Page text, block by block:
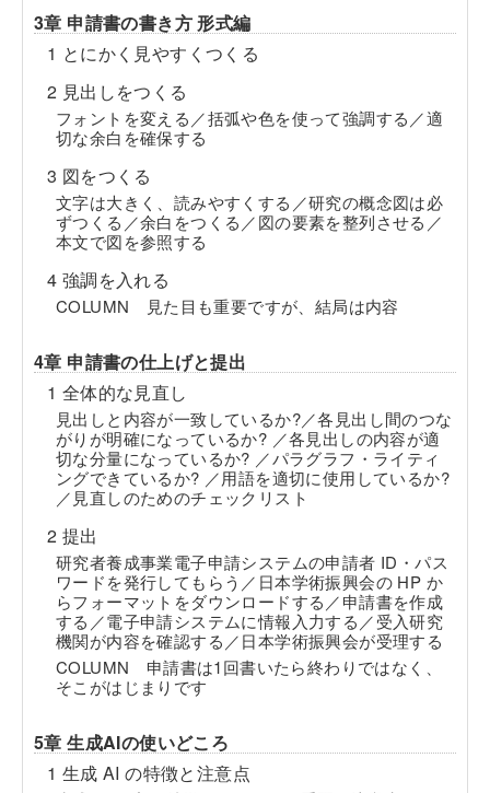
3章 申請書の書き方 形式編
1 とにかく見やすくつくる
2 見出しをつくる
フォントを変える／括弧や色を使って強調する／適
切な余白を確保する
3 図をつくる
文字は大きく、読みやすくする／研究の概念図は必
ずつくる／余白をつくる／図の要素を整列させる／
本文で図を参照する
4 強調を入れる
COLUMN 見た目も重要ですが、結局は内容
4章 申請書の仕上げと提出
1 全体的な見直し
見出しと内容が一致しているか?／各見出し間のつな
がりが明確になっているか? ／各見出しの内容が適
切な分量になっているか? ／パラグラフ・ライティ
ングできているか? ／用語を適切に使用しているか?
／見直しのためのチェックリスト
2 提出
研究者養成事業電子申請システムの申請者 ID・パス
ワードを発行してもらう／日本学術振興会の HP か
らフォーマットをダウンロードする／申請書を作成
する／電子申請システムに情報入力する／受入研究
機関が内容を確認する／日本学術振興会が受理する
COLUMN 申請書は1回書いたら終わりではなく、
そこがはじまりです
5章 生成AIの使いどころ
1 生成 AI の特徴と注意点